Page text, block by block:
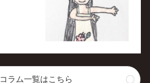
コラム一覧はこちら